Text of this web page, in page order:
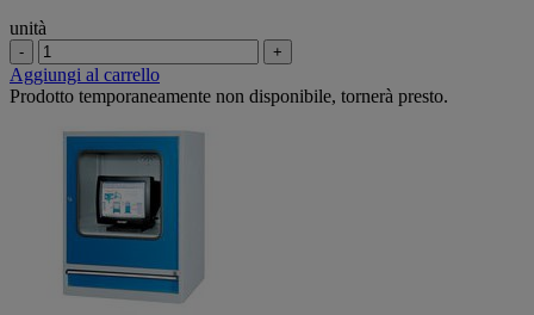
unità
- +
Aggiungi al carrello
Prodotto temporaneamente non disponibile, tornerà presto.